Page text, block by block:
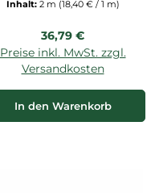
Inhalt: 2 m (18,40 € / 1 m)
Regulärer Preis:
36,79 €
Preise inkl. MwSt. zzgl.
Versandkosten
In den Warenkorb